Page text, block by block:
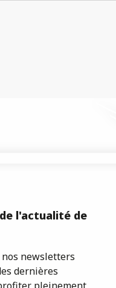
l'actualité de
newsletters
dernières